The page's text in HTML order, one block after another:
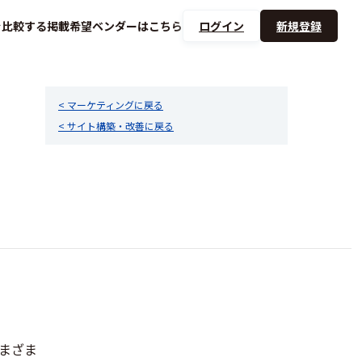
比較する掲載希望ベンダーはこちら ログイン 新規登録
< マーケティングに戻る
< サイト構築・改善に戻る
ざま